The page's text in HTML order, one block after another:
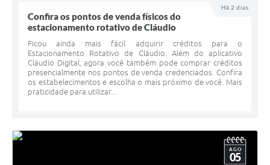
Há 2 dias
Confira os pontos de venda físicos do
estacionamento rotativo de Cláudio
Ficou ainda mais fácil adquirir créditos para o
Estacionamento Rotativo de Cláudio. Além do aplicativo
Cláudio Digital, agora você também pode comprar créditos
presencialmente nos pontos de venda credenciados. Confira
os estabelecimentos e escolha o mais próximo de você. Mais
praticidade para utilizar...
AGO
05